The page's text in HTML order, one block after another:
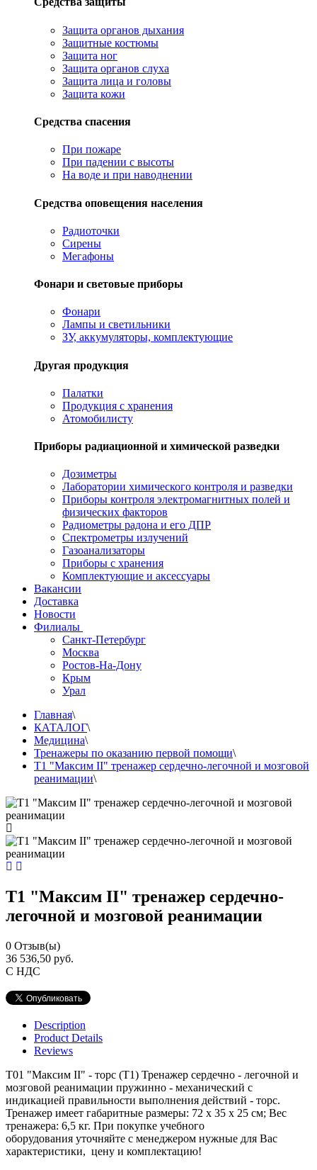
Защита органов дыхания
Защитные костюмы
Защита ног
Защита органов слуха
Защита лица и головы
Защита кожи
Средства спасения
При пожаре
При падении с высоты
На воде и при наводнении
Средства оповещения населения
Радиоточки
Сирены
Мегафоны
Фонари и световые приборы
Фонари
Лампы и светильники
ЗУ, аккумуляторы, комплектующие
Другая продукция
Палатки
Продукция с хранения
Атомобилисту
Приборы радиационной и химической разведки
Дозиметры
Лаборатории химического контроля и разведки
Приборы контроля электромагнитных полей и
физических факторов
Радиометры радона и его ДПР
Спектрометры излучений
Газоанализаторы
Приборы с хранения
Комплектующие и аксессуары
Вакансии
Доставка
Новости
Филиалы
Санкт-Петербург
Москва
Ростов-На-Дону
Крым
Урал
Главная\
КАТАЛОГ\
Медицина\
Тренажеры по оказанию первой помощи\
Т1 "Максим II" тренажер сердечно-легочной и мозговой
реанимации\
Т1 "Максим II" тренажер сердечно-
легочной и мозговой реанимации
0 Отзыв(ы)
36 536,50 руб.
С НДС
Description
Product Details
Reviews
Т01 "Максим II" - торс (Т1) Тренажер сердечно - легочной и
мозговой реанимации пружинно - механический с
индикацией правильности выполнения действий - торс.
Тренажер имеет габаритные размеры: 72 х 35 х 25 см; Вес
тренажера: 6,5 кг. При покупке учебного
оборудования уточняйте с менеджером нужные для Вас
характеристики, цену и комплектацию!